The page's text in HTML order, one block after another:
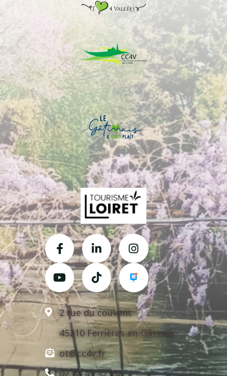
2 rue du couvent
45210 Ferrières-en-Gâtinais
ot@cc4v.fr
02 58 47 32 14